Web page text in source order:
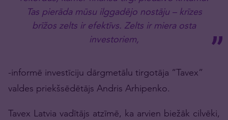
Tas pierāda mūsu ilggadējo nostāju – krīzes
brīžos zelts ir efektīvs. Zelts ir miera osta
investoriem,
-informē investīciju dārgmetālu tirgotāja “Tavex”
valdes priekšsēdētājs Andris Arhipenko.
Tavex Latvia vadītājs atzīmē, ka arvien biežāk cilvēki,